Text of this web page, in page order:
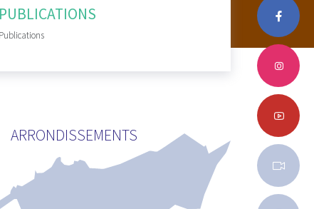
PUBLICATIONS
Publications
ARRONDISSEMENTS